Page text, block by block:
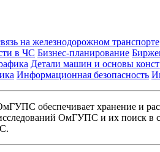
на железнодорожном транспорте
в ЧС Бизнес-планирование
Детали машин и основы
Информационная безопасность
обеспечивает хранение и
ОмГУПС и их поиск в